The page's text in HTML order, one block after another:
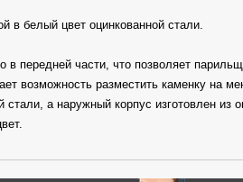
в белый цвет оцинкованной стали.
передней части, что позволяет
возможность разместить каменку на
а наружный корпус изготовлен из